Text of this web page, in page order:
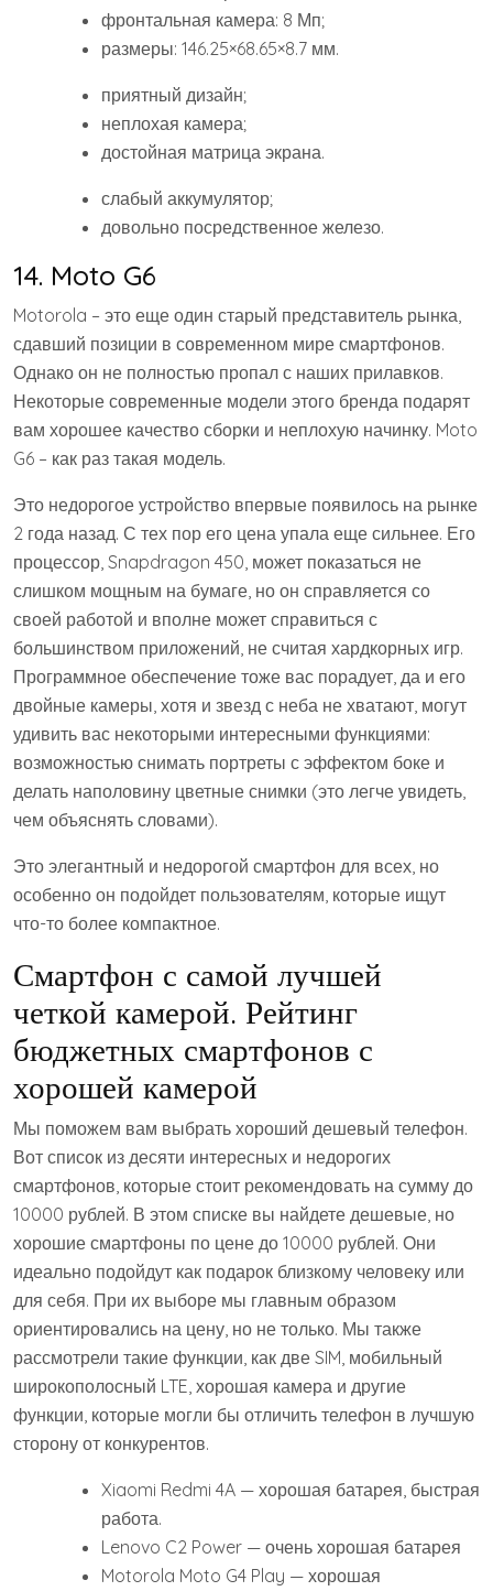
фронтальная камера: 8 Мп;
размеры: 146.25×68.65×8.7 мм.
приятный дизайн;
неплохая камера;
достойная матрица экрана.
слабый аккумулятор;
довольно посредственное железо.
14. Moto G6
Motorola – это еще один старый представитель рынка,
сдавший позиции в современном мире смартфонов.
Однако он не полностью пропал с наших прилавков.
Некоторые современные модели этого бренда подарят
вам хорошее качество сборки и неплохую начинку. Moto
G6 – как раз такая модель.
Это недорогое устройство впервые появилось на рынке
2 года назад. С тех пор его цена упала еще сильнее. Его
процессор, Snapdragon 450, может показаться не
слишком мощным на бумаге, но он справляется со
своей работой и вполне может справиться с
большинством приложений, не считая хардкорных игр.
Программное обеспечение тоже вас порадует, да и его
двойные камеры, хотя и звезд с неба не хватают, могут
удивить вас некоторыми интересными функциями:
возможностью снимать портреты с эффектом боке и
делать наполовину цветные снимки (это легче увидеть,
чем объяснять словами).
Это элегантный и недорогой смартфон для всех, но
особенно он подойдет пользователям, которые ищут
что-то более компактное.
Смартфон с самой лучшей
четкой камерой. Рейтинг
бюджетных смартфонов с
хорошей камерой
Мы поможем вам выбрать хороший дешевый телефон.
Вот список из десяти интересных и недорогих
смартфонов, которые стоит рекомендовать на сумму до
10000 рублей. В этом списке вы найдете дешевые, но
хорошие смартфоны по цене до 10000 рублей. Они
идеально подойдут как подарок близкому человеку или
для себя. При их выборе мы главным образом
ориентировались на цену, но не только. Мы также
рассмотрели такие функции, как две SIM, мобильный
широкополосный LTE, хорошая камера и другие
функции, которые могли бы отличить телефон в лучшую
сторону от конкурентов.
Xiaomi Redmi 4A — хорошая батарея, быстрая
работа.
Lenovo C2 Power — очень хорошая батарея
Motorola Moto G4 Play — хорошая